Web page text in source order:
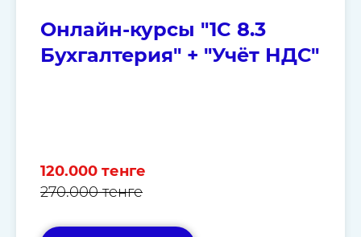
Онлайн-курсы "1C 8.3
Бухгалтерия" + "Учёт НДС"
120.000 тенге
270.000 тенге